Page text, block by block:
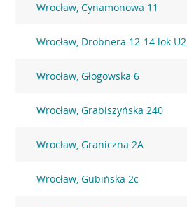
Wrocław, Cynamonowa 11
Wrocław, Drobnera 12-14 lok.U2
Wrocław, Głogowska 6
Wrocław, Grabiszyńska 240
Wrocław, Graniczna 2A
Wrocław, Gubińska 2c